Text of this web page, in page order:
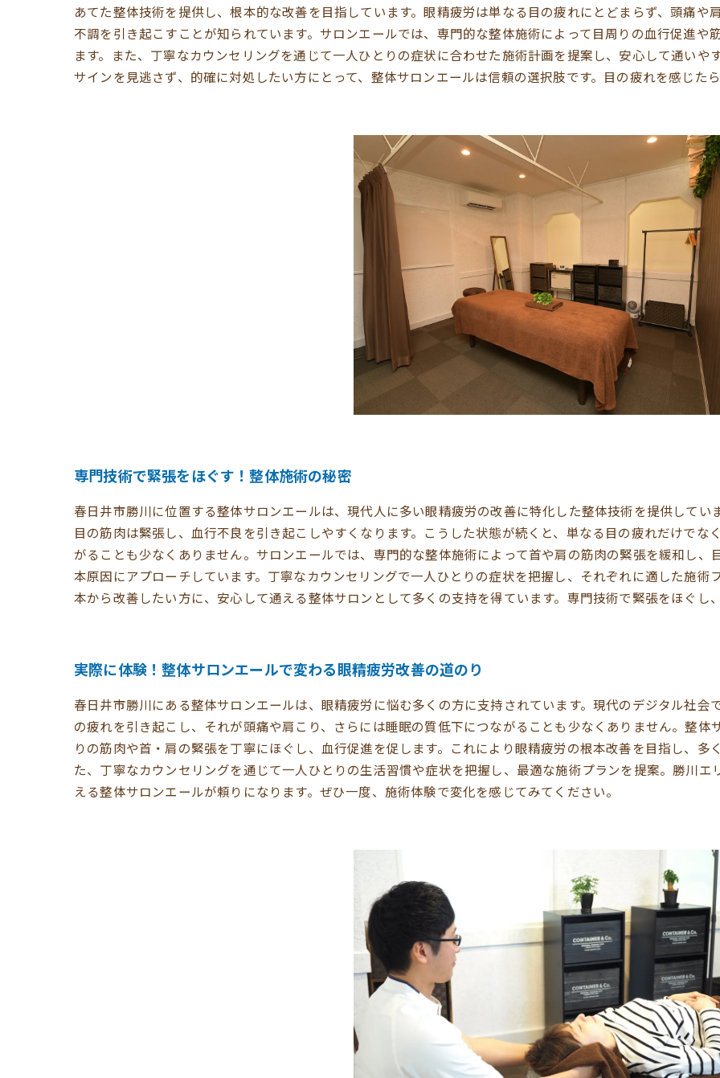
あてた整体技術を提供し、根本的な改善を目指しています。眼精疲労は単なる目の疲れにとどまらず、頭痛や
不調を引き起こすことが知られています。サロンエールでは、専門的な整体施術によって目周りの血行促進や
ます。また、丁寧なカウンセリングを通じて一人ひとりの症状に合わせた施術計画を提案し、安心して通い
サインを見逃さず、的確に対処したい方にとって、整体サロンエールは信頼の選択肢です。目の疲れを感じた
専門技術で緊張をほぐす！整体施術の秘密
春日井市勝川に位置する整体サロンエールは、現代人に多い眼精疲労の改善に特化した整体技術を提供して
目の筋肉は緊張し、血行不良を引き起こしやすくなります。こうした状態が続くと、単なる目の疲れだけでな
がることも少なくありません。サロンエールでは、専門的な整体施術によって首や肩の筋肉の緊張を緩和し
本原因にアプローチしています。丁寧なカウンセリングで一人ひとりの症状を把握し、それぞれに適した施術
本から改善したい方に、安心して通える整体サロンとして多くの支持を得ています。専門技術で緊張をほぐし
実際に体験！整体サロンエールで変わる眼精疲労改善の道のり
春日井市勝川にある整体サロンエールは、眼精疲労に悩む多くの方に支持されています。現代のデジタル社会
の疲れを引き起こし、それが頭痛や肩こり、さらには睡眠の質低下につながることも少なくありません。整
りの筋肉や首・肩の緊張を丁寧にほぐし、血行促進を促します。これにより眼精疲労の根本改善を目指し、多
た、丁寧なカウンセリングを通じて一人ひとりの生活習慣や症状を把握し、最適な施術プランを提案。勝川
える整体サロンエールが頼りになります。ぜひ一度、施術体験で変化を感じてみてください。